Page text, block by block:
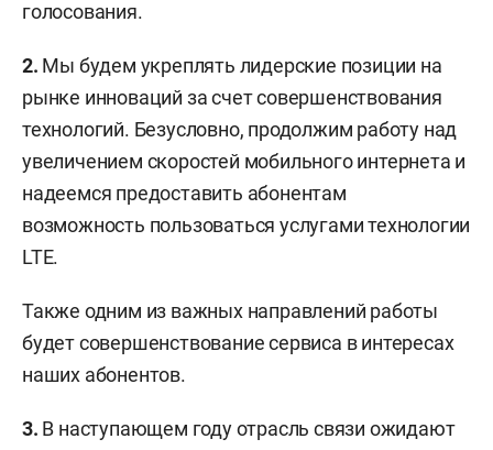
голосования.
2. Мы будем укреплять лидерские позиции на
рынке инноваций за счет совершенствования
технологий. Безусловно, продолжим работу над
увеличением скоростей мобильного интернета и
надеемся предоставить абонентам
возможность пользоваться услугами технологии
LTE.
Также одним из важных направлений работы
будет совершенствование сервиса в интересах
наших абонентов.
3. В наступающем году отрасль связи ожидают